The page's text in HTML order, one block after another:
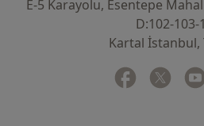
E-5 Karayolu, Esentepe
D:102-103-
Kartal İstanbul,
Facebook
yeni bir